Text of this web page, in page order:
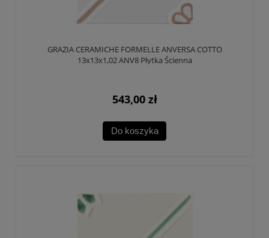
GRAZIA CERAMICHE FORMELLE ANVERSA COTTO
13x13x1,02 ANV8 Płytka Ścienna
543,00 zł
Do koszyka